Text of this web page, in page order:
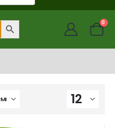
Botón de búsqueda 0